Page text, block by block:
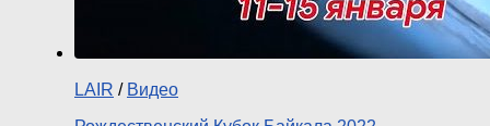
LAIR / Видео